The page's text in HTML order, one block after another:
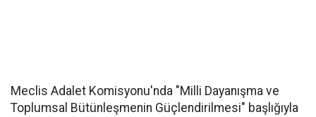
Meclis Adalet Komisyonu'nda "Milli Dayanışma ve
Toplumsal Bütünleşmenin Güçlendirilmesi" başlığıyla